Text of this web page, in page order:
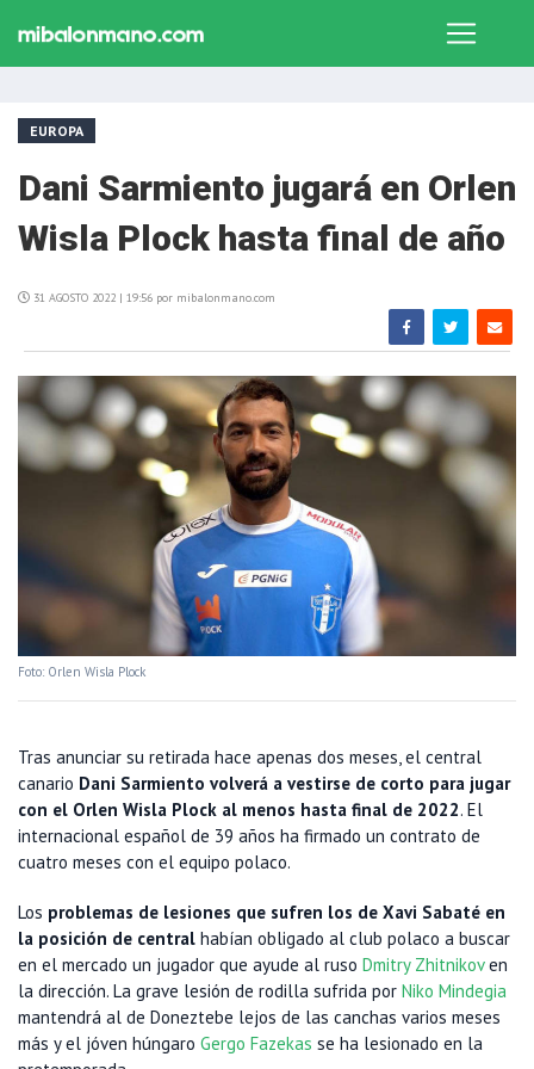
EUROPA
Dani Sarmiento jugará en Orlen
Wisla Plock hasta final de año
31 AGOSTO 2022 | 19:56 por mibalonmano.com
Foto: Orlen Wisla Plock
Tras anunciar su retirada hace apenas dos meses, el central
canario Dani Sarmiento volverá a vestirse de corto para jugar
con el Orlen Wisla Plock al menos hasta final de 2022. El
internacional español de 39 años ha firmado un contrato de
cuatro meses con el equipo polaco.
Los problemas de lesiones que sufren los de Xavi Sabaté en
la posición de central habían obligado al club polaco a buscar
en el mercado un jugador que ayude al ruso Dmitry Zhitnikoven
la dirección. La grave lesión de rodilla sufrida por Niko Mindegia
mantendrá al de Doneztebe lejos de las canchas varios meses
más y el jóven húngaro Gergo Fazekas se ha lesionado en la